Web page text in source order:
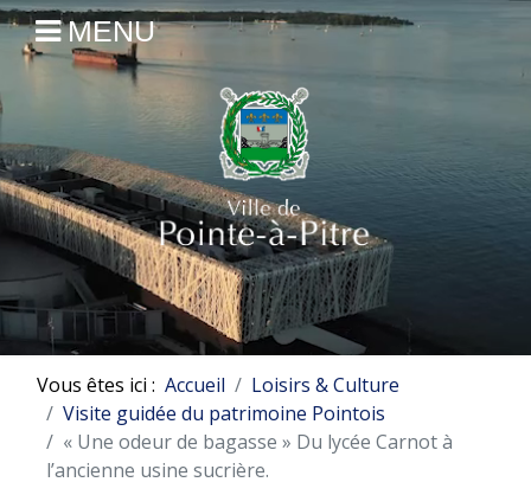
MENU
Vous êtes ici : Accueil
Loisirs & Culture
Visite guidée du patrimoine Pointois
« Une odeur de bagasse » Du lycée Carnot à
l’ancienne usine sucrière.